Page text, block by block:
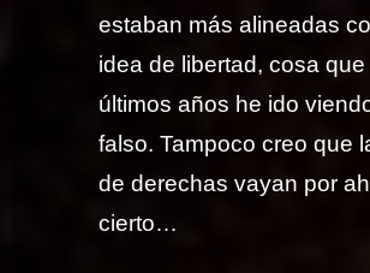
estaban más alineadas
idea de libertad, cosa que
últimos años he ido
falso. Tampoco creo que
de derechas vayan por
cierto…